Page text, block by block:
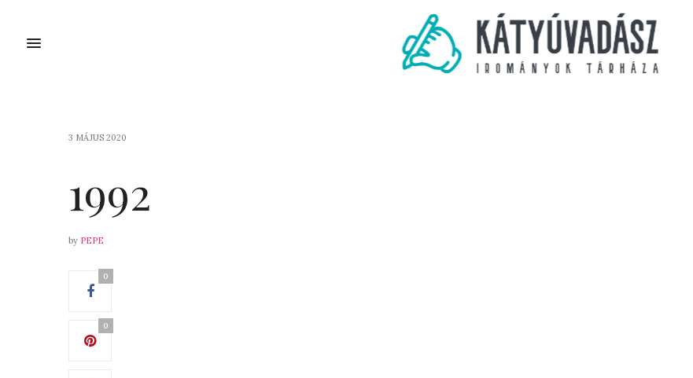
3 MÁJUS 2020
1992
by PEPE
0
0